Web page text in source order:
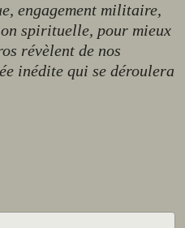
engagement militaire,
spirituelle, pour mieux
révèlent de nos
inédite qui se déroulera